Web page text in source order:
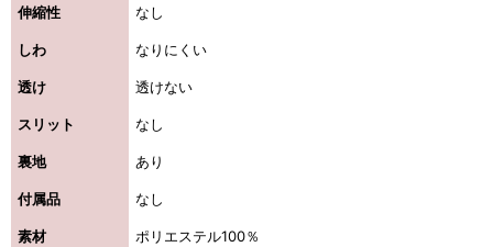
伸縮性 なし
しわ なりにくい
透け 透けない
スリット なし
裏地 あり
付属品 なし
素材 ポリエステル100％